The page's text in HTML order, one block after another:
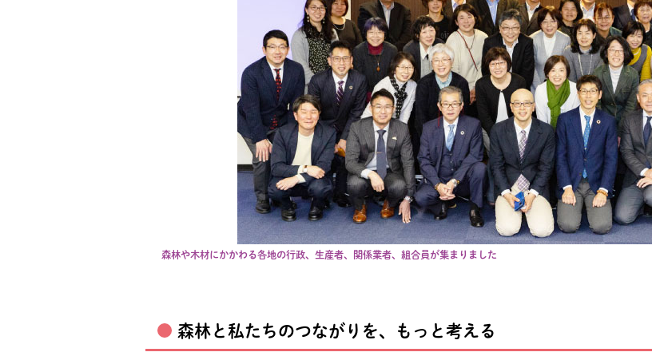
森林や木材にかかわる各地の行政、生産者、関係業者、組合員が集まりました
森林と私たちのつながりを、もっと考える